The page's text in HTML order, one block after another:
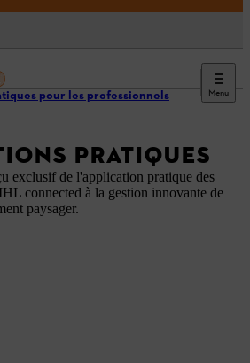
Menu
pour les professionnels
PRATIQUES
exclusif de l'application pratique des
connected à la gestion innovante de
paysager.